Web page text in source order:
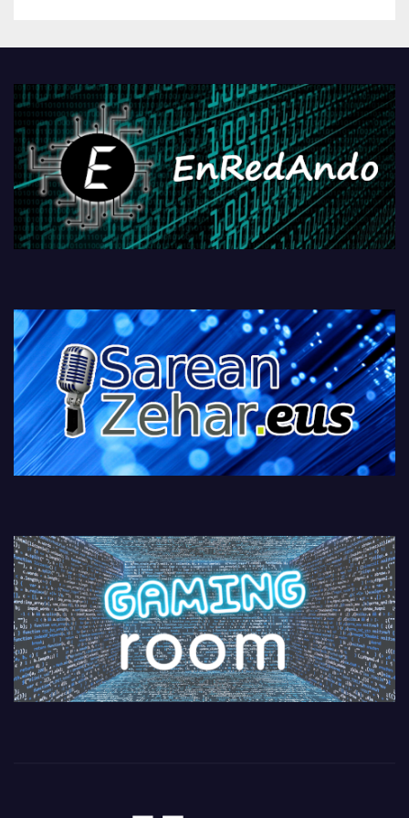
PlayStationeko bideojoko